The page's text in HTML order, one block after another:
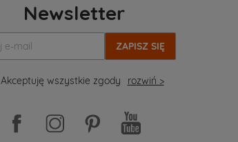
Newsletter
Akceptuję wszystkie zgody
rozwiń >